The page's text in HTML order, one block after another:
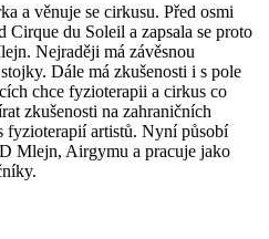
a věnuje se cirkusu. Před osmi
du Soleil a zapsala se proto
Nejraději má závěsnou
Dále má zkušenosti i s pole
chce fyzioterapii a cirkus co
zkušenosti na zahraničních
fyzioterapií artistů. Nyní působí
Mlejn, Airgymu a pracuje jako